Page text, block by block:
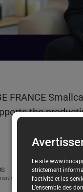
FRANCE
the
Le site
strictement
l’activité et les
L’ensemble des